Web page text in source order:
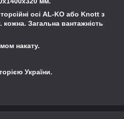
осі AL-KO або Knott з
кожна. Загальна вантажність
накату.
України.